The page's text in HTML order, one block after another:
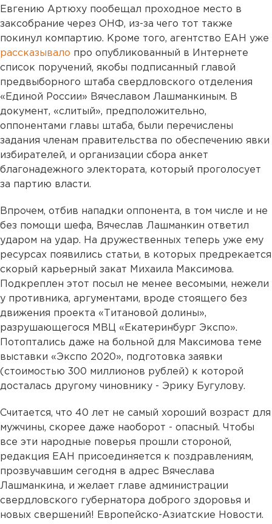
Евгению Артюху пообещал проходное место в
заксобрание через ОНФ, из-за чего тот также
покинул компартию. Кроме того, агентство ЕАН уже
рассказывало про опубликованный в Интернете
список поручений, якобы подписанный главой
предвыборного штаба свердловского отделения
«Единой России» Вячеславом Лашманкиным. В
документ, «слитый», предположительно,
оппонентами главы штаба, были перечислены
задания членам правительства по обеспечению явки
избирателей, и организации сбора анкет
благонадежного электората, который проголосует
за партию власти.
Впрочем, отбив нападки оппонента, в том числе и не
без помощи шефа, Вячеслав Лашманкин ответил
ударом на удар. На дружественных теперь уже ему
ресурсах появились статьи, в которых предрекается
скорый карьерный закат Михаила Максимова.
Подкреплен этот посыл не менее весомыми, нежели
у противника, аргументами, вроде стоящего без
движения проекта «Титановой долины»,
разрушающегося МВЦ «Екатеринбург Экспо».
Потоптались даже на больной для Максимова теме
выставки «Экспо 2020», подготовка заявки
(стоимостью 300 миллионов рублей) к которой
досталась другому чиновнику - Эрику Бугулову.
Считается, что 40 лет не самый хороший возраст для
мужчины, скорее даже наоборот - опасный. Чтобы
все эти народные поверья прошли стороной,
редакция ЕАН присоединяется к поздравлениям,
прозвучавшим сегодня в адрес Вячеслава
Лашманкина, и желает главе администрации
свердловского губернатора доброго здоровья и
новых свершений! Европейско-Азиатские Новости.